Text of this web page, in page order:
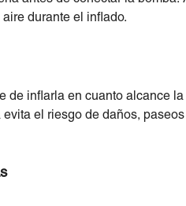
durante el inflado.
de inflarla en cuanto alcance la
el riesgo de daños,